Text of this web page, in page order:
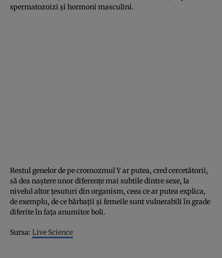
spermatozoizi şi hormoni masculini.
Restul genelor de pe cromozmul Y ar putea, cred cercetătorii,
să dea naştere unor diferenţe mai subtile dintre sexe, la
nivelul altor ţesuturi din organism, ceea ce ar putea explica,
de exemplu, de ce bărbaţii şi femeile sunt vulnerabili în grade
diferite în faţa anumitor boli.
Sursa: Live Science